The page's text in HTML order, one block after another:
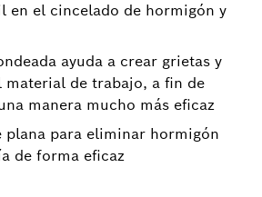
en el cincelado de hormigón y
ayuda a crear grietas y
material de trabajo, a fin de
manera mucho más eficaz
plana para eliminar hormigón
de forma eficaz